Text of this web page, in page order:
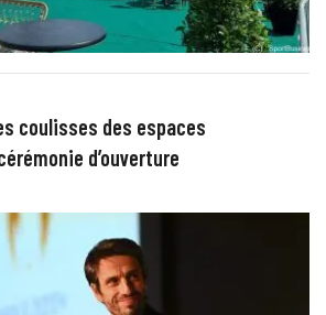
coulisses des espaces
d’ouverture